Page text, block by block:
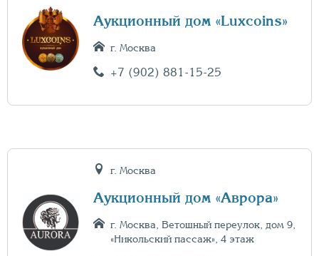
Аукционный дом «Luxcoins»
г. Москва
+7 (902) 881-15-25
г. Москва
Аукционный дом «Аврора»
г. Москва, Ветошный переулок, дом 9,
«Никольский пассаж», 4 этаж